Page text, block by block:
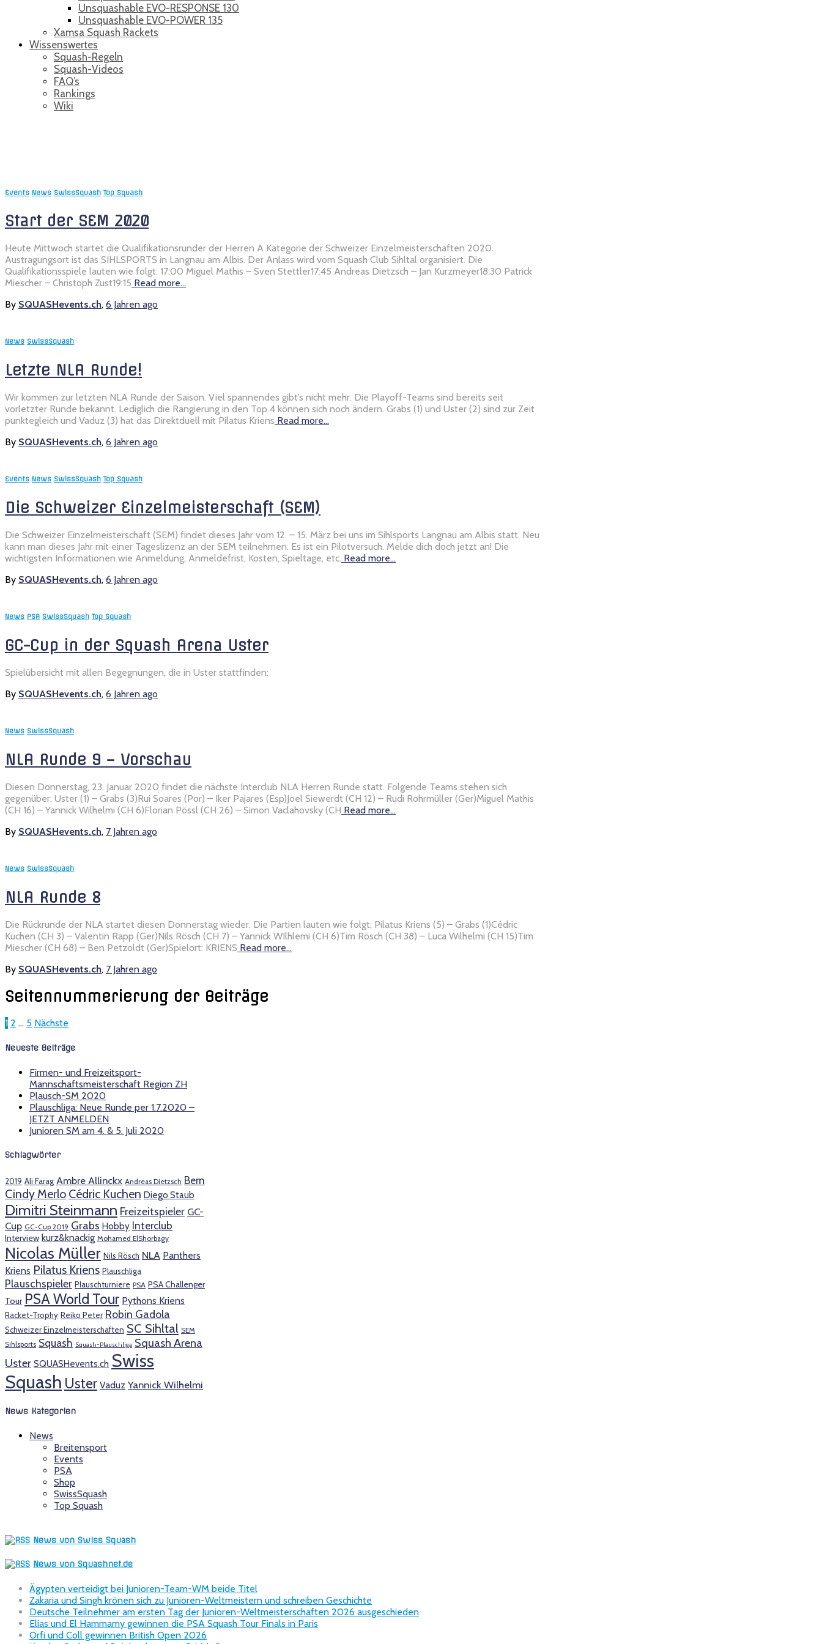
Unsquashable EVO-RESPONSE 130
Unsquashable EVO-POWER 135
Xamsa Squash Rackets
Wissenswertes
Squash-Regeln
Squash-Videos
FAQ’s
Rankings
Wiki
Events News SwissSquash Top Squash
Start der SEM 2020
Heute Mittwoch startet die Qualifikationsrunder der Herren A Kategorie der Schweizer Einzelmeisterschaften 2020.
Austragungsort ist das SIHLSPORTS in Langnau am Albis. Der Anlass wird vom Squash Club Sihltal organisiert. Die
Qualifikationsspiele lauten wie folgt: 17:00 Miguel Mathis – Sven Stettler17:45 Andreas Dietzsch – Jan Kurzmeyer18:30 Patrick
Miescher – Christoph Zust19:15 Read more…
By SQUASHevents.ch, 6 Jahren ago
News SwissSquash
Letzte NLA Runde!
Wir kommen zur letzten NLA Runde der Saison. Viel spannendes gibt’s nicht mehr. Die Playoff-Teams sind bereits seit
vorletzter Runde bekannt. Lediglich die Rangierung in den Top 4 können sich noch ändern. Grabs (1) und Uster (2) sind zur Zeit
punktegleich und Vaduz (3) hat das Direktduell mit Pilatus Kriens Read more…
By SQUASHevents.ch, 6 Jahren ago
Events News SwissSquash Top Squash
Die Schweizer Einzelmeisterschaft (SEM)
Die Schweizer Einzelmeisterschaft (SEM) findet dieses Jahr vom 12. – 15. März bei uns im Sihlsports Langnau am Albis statt. Neu
kann man dieses Jahr mit einer Tageslizenz an der SEM teilnehmen. Es ist ein Pilotversuch. Melde dich doch jetzt an! Die
wichtigsten Informationen wie Anmeldung, Anmeldefrist, Kosten, Spieltage, etc. Read more…
By SQUASHevents.ch, 6 Jahren ago
News PSA SwissSquash Top Squash
GC-Cup in der Squash Arena Uster
Spielübersicht mit allen Begegnungen, die in Uster stattfinden:
By SQUASHevents.ch, 6 Jahren ago
News SwissSquash
NLA Runde 9 – Vorschau
Diesen Donnerstag, 23. Januar 2020 findet die nächste Interclub NLA Herren Runde statt. Folgende Teams stehen sich
gegenüber: Uster (1) – Grabs (3)Rui Soares (Por) – Iker Pajares (Esp)Joel Siewerdt (CH 12) – Rudi Rohrmüller (Ger)Miguel Mathis
(CH 16) – Yannick Wilhelmi (CH 6)Florian Pössl (CH 26) – Simon Vaclahovsky (CH Read more…
By SQUASHevents.ch, 7 Jahren ago
News SwissSquash
NLA Runde 8
Die Rückrunde der NLA startet diesen Donnerstag wieder. Die Partien lauten wie folgt: Pilatus Kriens (5) – Grabs (1)Cédric
Kuchen (CH 3) – Valentin Rapp (Ger)Nils Rösch (CH 7) – Yannick WIlhlemi (CH 6)Tim Rösch (CH 38) – Luca Wilhelmi (CH 15)Tim
Miescher (CH 68) – Ben Petzoldt (Ger)Spielort: KRIENS Read more…
By SQUASHevents.ch, 7 Jahren ago
Seitennummerierung der Beiträge
1 2 … 5 Nächste
Neueste Beiträge
Firmen- und Freizeitsport-
Mannschaftsmeisterschaft Region ZH
Plausch-SM 2020
Plauschliga: Neue Runde per 1.7.2020 –
JETZT ANMELDEN
Junioren SM am 4. & 5. Juli 2020
Schlagwörter
2019 Ali Farag Ambre Allinckx Andreas Dietzsch Bern
Cindy Merlo Cédric Kuchen Diego Staub
Dimitri Steinmann Freizeitspieler GC-
Cup GC-Cup 2019 Grabs Hobby Interclub
Interview kurz&knackig Mohamed ElShorbagy
Nicolas Müller Nils Rösch NLA Panthers
Kriens Pilatus Kriens Plauschliga
Plauschspieler Plauschturniere PSA PSA Challenger
Tour PSA World Tour Pythons Kriens
Racket-Trophy Reiko Peter Robin Gadola
Schweizer Einzelmeisterschaften SC Sihltal SEM
Sihlsports Squash Squash-Plauschliga Squash Arena
Uster SQUASHevents.ch Swiss
Squash Uster Vaduz Yannick Wilhelmi
News Kategorien
News
Breitensport
Events
PSA
Shop
SwissSquash
Top Squash
News von Swiss Squash
News von Squashnet.de
Ägypten verteidigt bei Junioren-Team-WM beide Titel
Zakaria und Singh krönen sich zu Junioren-Weltmeistern und schreiben Geschichte
Deutsche Teilnehmer am ersten Tag der Junioren-Weltmeisterschaften 2026 ausgeschieden
Elias und El Hammamy gewinnen die PSA Squash Tour Finals in Paris
Orfi und Coll gewinnen British Open 2026